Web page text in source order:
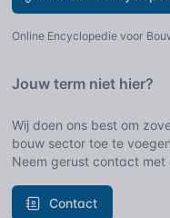
Online Encyclopedie voor
Jouw term niet hier?
Wij doen ons best om
bouw sector toe te
Neem gerust contact met
Contact